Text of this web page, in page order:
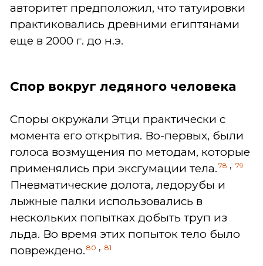
авторитет предположил, что татуировки
практиковались древними египтянами
еще в 2000 г. до н.э.
Спор вокруг ледяного человека
Споры окружали Этци практически с
момента его открытия. Во-первых, были
голоса возмущения по методам, которые
применялись при эксгумации тела. 78 , 79
Пневматические долота, ледорубы и
лыжные палки использовались в
нескольких попытках добыть труп из
льда. Во время этих попыток тело было
повреждено. 80 , 81